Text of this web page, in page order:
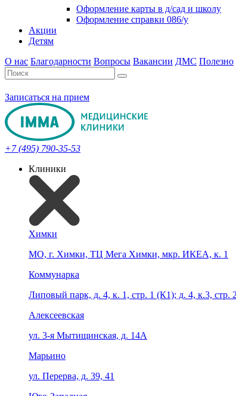
Оформление карты в д/сад и школу
Оформление справки 086/у
Акции
Детям
О нас Благодарности Вопросы Вакансии ДМС Полезно
Записаться на прием
+7 (495) 790-35-53
Клиники
Химки
МО, г. Химки, ТЦ Мега Химки, мкр. ИКЕА, к. 1
Коммунарка
Липовый парк, д. 4, к. 1, стр. 1 (К1); д. 4, к.3, стр.
Алексеевская
ул. 3-я Мытищинская, д. 14А
Марьино
ул. Перерва, д. 39, 41